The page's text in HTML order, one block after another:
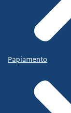
Papiamento